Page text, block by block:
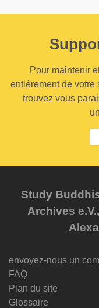
Pour maintenir
entièrement de votre
trouvez vous
Study
Archives
envoyez-nous un
FAQ
Plan du site
Glossaire